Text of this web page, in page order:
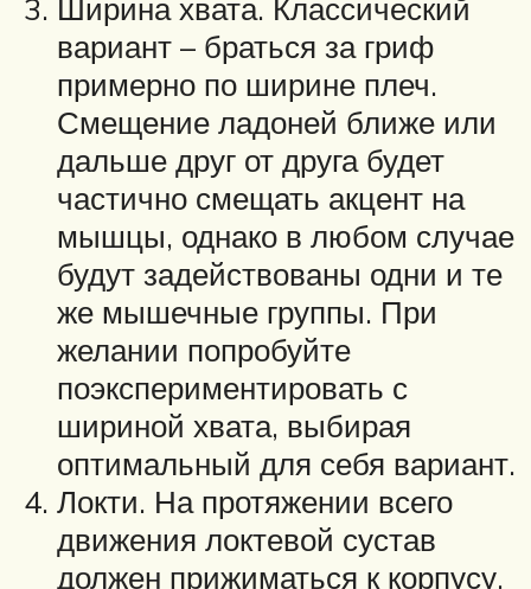
Ширина хвата. Классический
вариант – браться за гриф
примерно по ширине плеч.
Смещение ладоней ближе или
дальше друг от друга будет
частично смещать акцент на
мышцы, однако в любом случае
будут задействованы одни и те
же мышечные группы. При
желании попробуйте
поэкспериментировать с
шириной хвата, выбирая
оптимальный для себя вариант.
Локти. На протяжении всего
движения локтевой сустав
должен прижиматься к корпусу.